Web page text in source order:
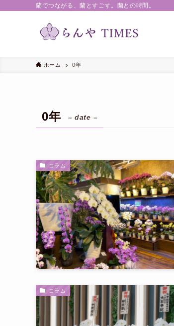
蘭でつながる、蘭とすごす。蘭との時間。
ホーム 0年
0年 – date –
コラム
コラム